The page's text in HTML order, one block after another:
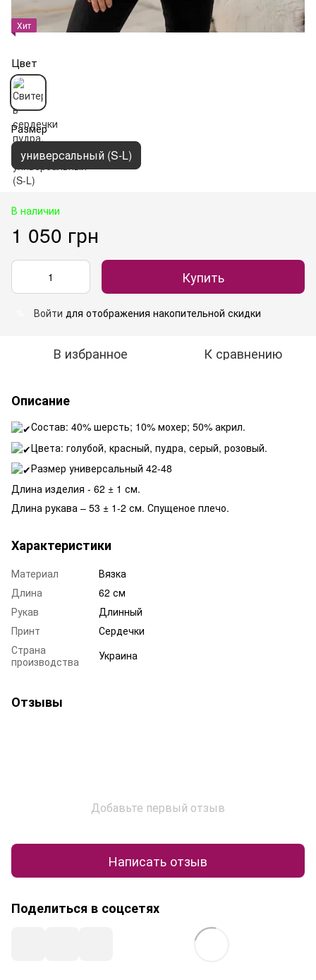
Хит
Цвет
Размер
универсальный (S-L)
В наличии
1 050 грн
Купить
Войти для отображения накопительной скидки
В избранное К сравнению
Описание
Состав: 40% шерсть; 10% мохер; 50% акрил.
Цвета: голубой, красный, пудра, серый, розовый.
Размер универсальный 42-48
Длина изделия - 62 ± 1 см.
Длина рукава – 53 ± 1-2 см. Спущеное плечо.
Характеристики
Материал
Вязка
Длина
62 см
Рукав
Длинный
Принт
Сердечки
Страна
производства
Украина
Отзывы
Добавьте первый отзыв
Написать отзыв
Поделиться в соцсетях